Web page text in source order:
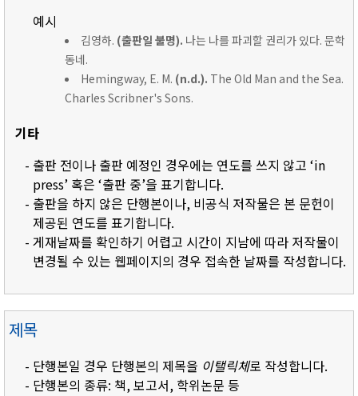
예시
김영하. (출판일 불명). 나는 나를 파괴할 권리가 있다. 문학
동네.
Hemingway, E. M. (n.d.). The Old Man and the Sea.
Charles Scribner's Sons.
기타
- 출판 전이나 출판 예정인 경우에는 연도를 쓰지 않고 ‘in
press’ 혹은 ‘출판 중’을 표기합니다.
- 출판을 하지 않은 단행본이나, 비공식 저작물은 본 문헌이
제공된 연도를 표기합니다.
- 게재날짜를 확인하기 어렵고 시간이 지남에 따라 저작물이
변경될 수 있는 웹페이지의 경우 접속한 날짜를 작성합니다.
제목
- 단행본일 경우 단행본의 제목을 이탤릭체로 작성합니다.
- 단행본의 종류: 책, 보고서, 학위논문 등